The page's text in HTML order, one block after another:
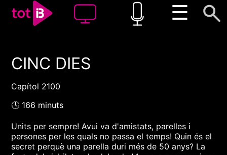
☰
00:00 00:00
CINC DIES
Capítol 2100
🕓 166 minuts
Units per sempre! Avui va d'amistats, parelles i
persones per les quals no passa el temps! Quin és el
secret perquè una parella duri més de 50 anys? La